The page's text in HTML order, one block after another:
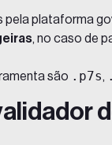
pela plataforma
, no caso de
são .p7s,